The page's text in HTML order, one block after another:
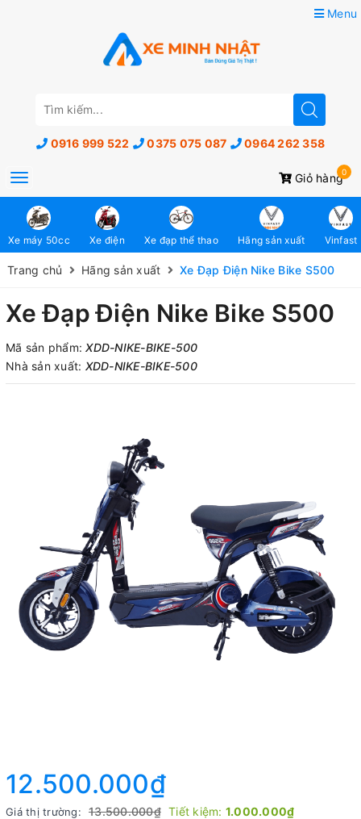
Menu
0916 999 522 0375 075 087 0964 262 358
Giỏ hàng0
Toggle
navigation
Xe máy 50cc Xe điện Xe đạp thể thao Hãng sản xuất Vinfast
Trang chủ Hãng sản xuất Xe Đạp Điện Nike Bike S500
Xe Đạp Điện Nike Bike S500
Mã sản phẩm:XDD-NIKE-BIKE-500
Nhà sản xuất: XDD-NIKE-BIKE-500
12.500.000₫
Giá thị trường: 13.500.000₫ Tiết kiệm: 1.000.000₫